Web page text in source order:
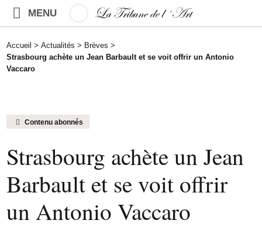
MENU
Accueil > Actualités > Brèves >
Strasbourg achète un Jean Barbault et se voit offrir un Antonio
Vaccaro
Contenu abonnés
Strasbourg achète un Jean
Barbault et se voit offrir
un Antonio Vaccaro